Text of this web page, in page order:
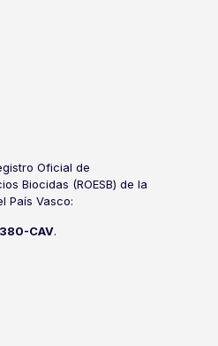
Oficial de
Biocidas (ROESB) de la
País Vasco:
CAV.